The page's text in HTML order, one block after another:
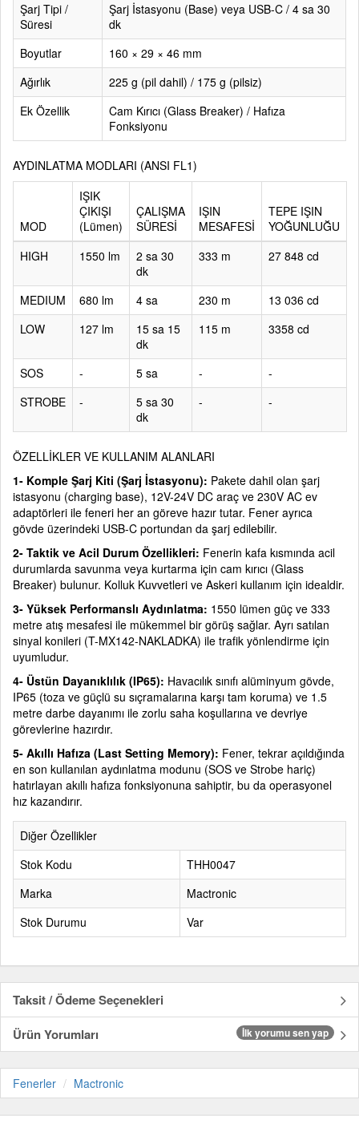
Şarj Tipi /
Süresi
Şarj İstasyonu (Base) veya USB-C / 4 sa 30
dk
Boyutlar
160 × 29 × 46 mm
Ağırlık
225 g (pil dahil) / 175 g (pilsiz)
Ek Özellik
Cam Kırıcı (Glass Breaker) / Hafıza
Fonksiyonu
AYDINLATMA MODLARI (ANSI FL1)
MOD
IŞIK
ÇIKIŞI
(Lümen)
ÇALIŞMA
SÜRESİ
IŞIN
MESAFESİ
TEPE IŞIN
YOĞUNLUĞU
HIGH
1550 lm
2 sa 30
dk
333 m 27 848 cd
MEDIUM 680 lm 4 sa 230 m
13 036 cd
LOW
127 lm
15 sa 15
dk
115 m 3358 cd
SOS - 5 sa -
-
STROBE
-
5 sa 30
dk
- -
ÖZELLİKLER VE KULLANIM ALANLARI
1- Komple Şarj Kiti (Şarj İstasyonu): Pakete dahil olan şarj
istasyonu (charging base), 12V-24V DC araç ve 230V AC ev
adaptörleri ile feneri her an göreve hazır tutar. Fener ayrıca
gövde üzerindeki USB-C portundan da şarj edilebilir.
2- Taktik ve Acil Durum Özellikleri: Fenerin kafa kısmında acil
durumlarda savunma veya kurtarma için cam kırıcı (Glass
Breaker) bulunur. Kolluk Kuvvetleri ve Askeri kullanım için idealdir.
3- Yüksek Performanslı Aydınlatma: 1550 lümen güç ve 333
metre atış mesafesi ile mükemmel bir görüş sağlar. Ayrı satılan
sinyal konileri (T-MX142-NAKLADKA) ile trafik yönlendirme için
uyumludur.
4- Üstün Dayanıklılık (IP65): Havacılık sınıfı alüminyum gövde,
IP65 (toza ve güçlü su sıçramalarına karşı tam koruma) ve 1.5
metre darbe dayanımı ile zorlu saha koşullarına ve devriye
görevlerine hazırdır.
5- Akıllı Hafıza (Last Setting Memory): Fener, tekrar açıldığında
en son kullanılan aydınlatma modunu (SOS ve Strobe hariç)
hatırlayan akıllı hafıza fonksiyonuna sahiptir, bu da operasyonel
hız kazandırır.
Diğer Özellikler
Stok Kodu
THH0047
Marka
Mactronic
Stok Durumu
Var
Taksit / Ödeme Seçenekleri
Ürün Yorumları
İlk yorumu sen yap
Fenerler Mactronic